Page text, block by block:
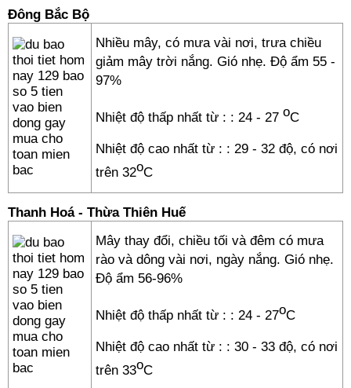
Đông Bắc Bộ
Nhiều mây, có mưa vài nơi, trưa chiều
giảm mây trời nắng. Gió nhẹ. Độ ẩm 55 -
97%
Nhiệt độ thấp nhất từ : : 24 - 27 oC
Nhiệt độ cao nhất từ : : 29 - 32 độ, có nơi
trên 32oC
Thanh Hoá - Thừa Thiên Huế
Mây thay đổi, chiều tối và đêm có mưa
rào và dông vài nơi, ngày nắng. Gió nhẹ.
Độ ẩm 56-96%
Nhiệt độ thấp nhất từ : : 24 - 27oC
Nhiệt độ cao nhất từ : : 30 - 33 độ, có nơi
trên 33oC